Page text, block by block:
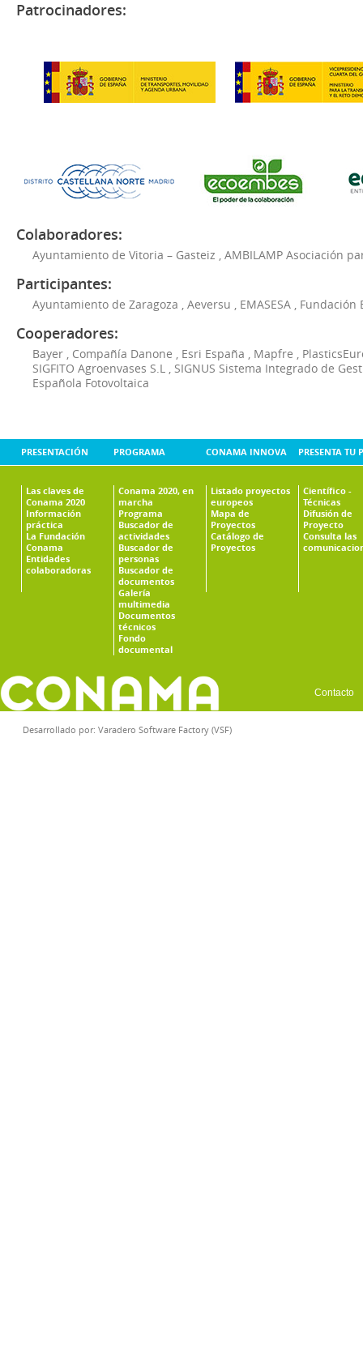
Patrocinadores:
Colaboradores:
Ayuntamiento de Vitoria – Gasteiz AMBILAMP Asociación
Participantes:
Ayuntamiento de Zaragoza Aeversu EMASESA Fundación
Cooperadores:
Bayer Compañía Danone Esri España Mapfre
SIGFITO Agroenvases S.L
SIGNUS Sistema Integrado de
Española Fotovoltaica
PRESENTACIÓN
Las claves de
Conama 2020
Información
práctica
La Fundación
Conama
Entidades
colaboradoras
PROGRAMA
Conama 2020, en
marcha
Programa
Buscador de
actividades
Buscador de
personas
Buscador de
documentos
Galería
multimedia
Documentos
técnicos
Fondo
documental
CONAMA INNOVA
Listado proyectos
europeos
Mapa de
Proyectos
Catálogo de
Proyectos
PRESENTA TU
Científico -
Técnicas
Difusión de
Proyecto
Consulta las
Contacto
Desarrollado por: Varadero Software Factory (VSF)